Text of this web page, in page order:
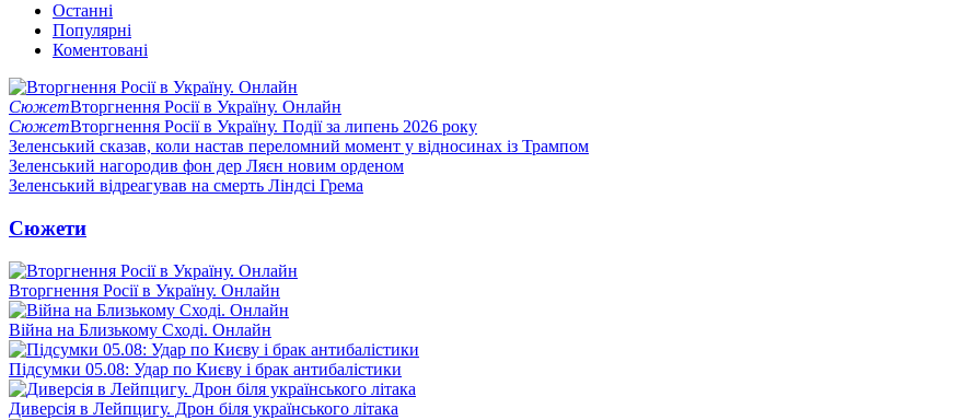
Останні
Популярні
Коментовані
СюжетВторгнення Росії в Україну. Онлайн
СюжетВторгнення Росії в Україну. Події за липень 2026 року
Зеленський сказав, коли настав переломний момент у відносинах із Трампом
Зеленський нагородив фон дер Ляєн новим орденом
Зеленський відреагував на смерть Ліндсі Грема
Сюжети
Вторгнення Росії в Україну. Онлайн
Війна на Близькому Сході. Онлайн
Підсумки 05.08: Удар по Києву і брак антибалістики
Диверсія в Лейпцигу. Дрон біля українського літака